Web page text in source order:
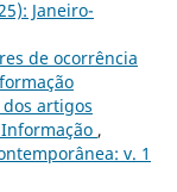
Janeiro-
de ocorrência
artigos
,
v. 1